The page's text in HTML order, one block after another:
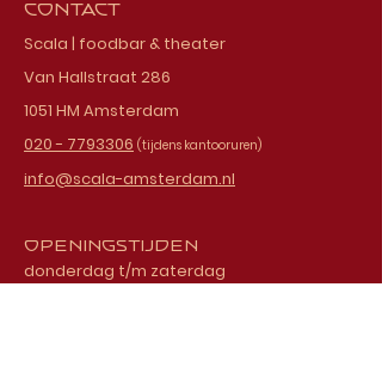
Contact
Scala | foodbar & theater
Van Hallstraat 286
1051 HM Amsterdam
020 - 7793306 (tijdens kantooruren)
info@scala-amsterdam.nl
Openingstijden
donderdag t/m zaterdag